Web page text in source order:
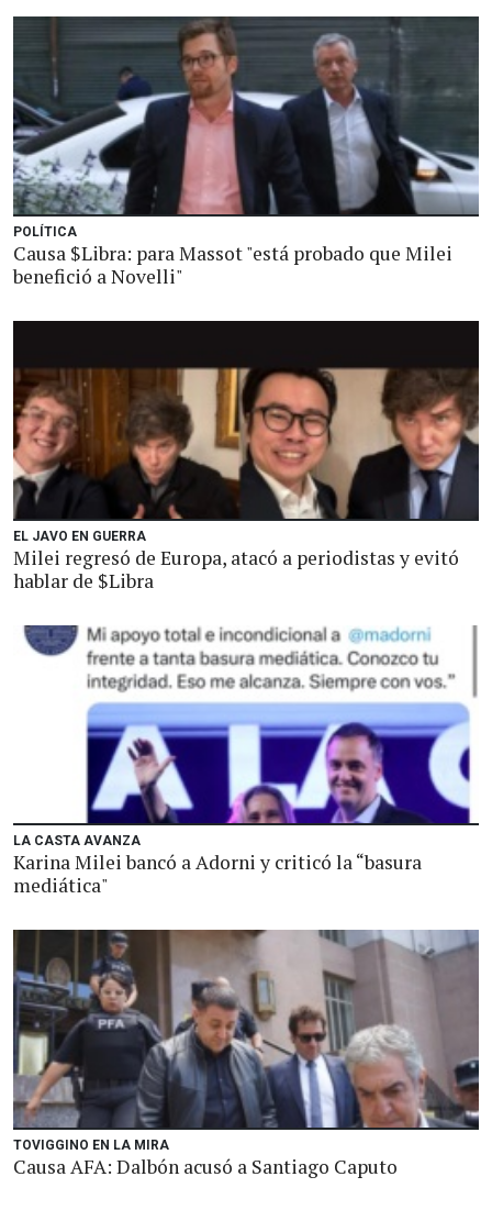
POLÍTICA
Causa $Libra: para Massot "está probado que Milei
benefició a Novelli"
EL JAVO EN GUERRA
Milei regresó de Europa, atacó a periodistas y evitó
hablar de $Libra
LA CASTA AVANZA
Karina Milei bancó a Adorni y criticó la “basura
mediática"
TOVIGGINO EN LA MIRA
Causa AFA: Dalbón acusó a Santiago Caputo